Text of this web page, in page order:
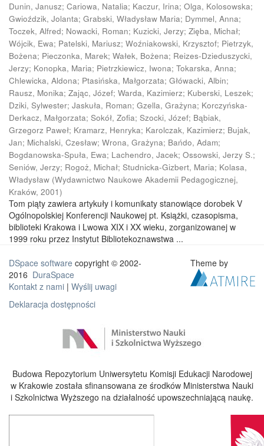
Dunin, Janusz; Cariowa, Natalia; Kaczur, Irina; Olga, Kolosowska;
Gwioździk, Jolanta; Grabski, Władysław Maria; Dymmel, Anna;
Toczek, Alfred; Nowacki, Roman; Kuzicki, Jerzy; Zięba, Michał;
Wójcik, Ewa; Patelski, Mariusz; Woźniakowski, Krzysztof; Pietrzyk,
Bożena; Pieczonka, Marek; Wałek, Bożena; Reizes-Dzieduszycki,
Jerzy; Konopka, Maria; Pietrzkiewicz, Iwona; Tokarska, Anna;
Chlewicka, Aldona; Ptasińska, Małgorzata; Główacki, Albin;
Rausz, Monika; Zając, Józef; Warda, Kazimierz; Kuberski, Leszek;
Dziki, Sylwester; Jaskuła, Roman; Gzella, Grażyna; Korczyńska-
Derkacz, Małgorzata; Sokół, Zofia; Szocki, Józef; Bąbiak,
Grzegorz Paweł; Kramarz, Henryka; Karolczak, Kazimierz; Bujak,
Jan; Michalski, Czesław; Wrona, Grażyna; Bańdo, Adam;
Bogdanowska-Spuła, Ewa; Lachendro, Jacek; Ossowski, Jerzy S.;
Seniów, Jerzy; Rogoż, Michał; Studnicka-Gizbert, Maria; Kolasa,
Władysław (Wydawnictwo Naukowe Akademii Pedagogicznej,
Kraków, 2001)
Tom piąty zawiera artykuły i komunikaty stanowiące dorobek V
Ogólnopolskiej Konferencji Naukowej pt. Książki, czasopisma,
biblioteki Krakowa i Lwowa XIX i XX wieku, zorganizowanej w
1999 roku przez Instytut Bibliotekoznawstwa ...
DSpace software copyright © 2002-
2016 DuraSpace
Kontakt z nami | Wyślij uwagi
Deklaracja dostępności
Theme by
Budowa Repozytorium Uniwersytetu Komisji Edukacji Narodowej
w Krakowie została sfinansowana ze środków Ministerstwa Nauki
i Szkolnictwa Wyższego na działalność upowszechniającą naukę.